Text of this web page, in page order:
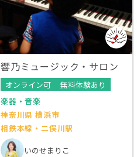
響乃ミュージック・サロン
オンライン可
無料体験あり
楽器・音楽
神奈川県 横浜市
相鉄本線・二俣川駅
いのせまりこ